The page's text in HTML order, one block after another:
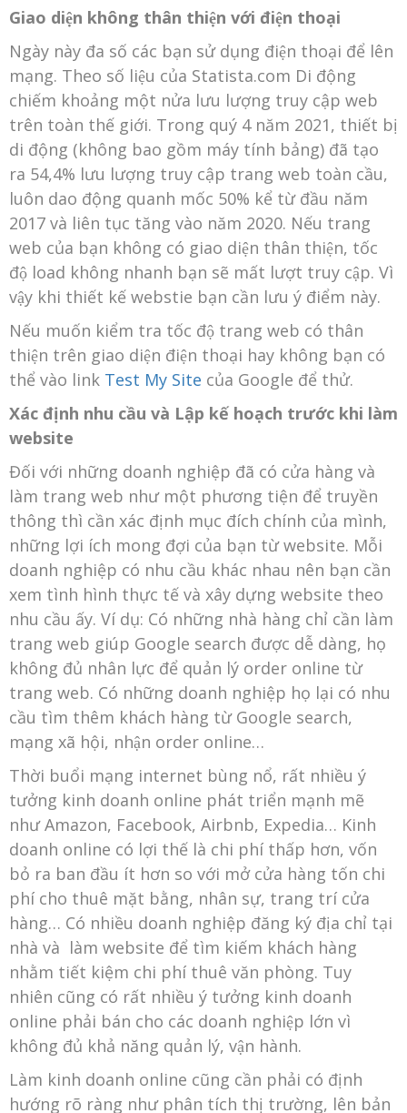
Giao diện không thân thiện với điện thoại
Ngày này đa số các bạn sử dụng điện thoại để lên
mạng. Theo số liệu của Statista.com Di động
chiếm khoảng một nửa lưu lượng truy cập web
trên toàn thế giới. Trong quý 4 năm 2021, thiết bị
di động (không bao gồm máy tính bảng) đã tạo
ra 54,4% lưu lượng truy cập trang web toàn cầu,
luôn dao động quanh mốc 50% kể từ đầu năm
2017 và liên tục tăng vào năm 2020. Nếu trang
web của bạn không có giao diện thân thiện, tốc
độ load không nhanh bạn sẽ mất lượt truy cập. Vì
vậy khi thiết kế webstie bạn cần lưu ý điểm này.
Nếu muốn kiểm tra tốc độ trang web có thân
thiện trên giao diện điện thoại hay không bạn có
thể vào link Test My Site của Google để thử.
Xác định nhu cầu và Lập kế hoạch trước khi làm
website
Đối với những doanh nghiệp đã có cửa hàng và
làm trang web như một phương tiện để truyền
thông thì cần xác định mục đích chính của mình,
những lợi ích mong đợi của bạn từ website. Mỗi
doanh nghiệp có nhu cầu khác nhau nên bạn cần
xem tình hình thực tế và xây dựng website theo
nhu cầu ấy. Ví dụ: Có những nhà hàng chỉ cần làm
trang web giúp Google search được dễ dàng, họ
không đủ nhân lực để quản lý order online từ
trang web. Có những doanh nghiệp họ lại có nhu
cầu tìm thêm khách hàng từ Google search,
mạng xã hội, nhận order online…
Thời buổi mạng internet bùng nổ, rất nhiều ý
tưởng kinh doanh online phát triển mạnh mẽ
như Amazon, Facebook, Airbnb, Expedia… Kinh
doanh online có lợi thế là chi phí thấp hơn, vốn
bỏ ra ban đầu ít hơn so với mở cửa hàng tốn chi
phí cho thuê mặt bằng, nhân sự, trang trí cửa
hàng… Có nhiều doanh nghiệp đăng ký địa chỉ tại
nhà và làm website để tìm kiếm khách hàng
nhằm tiết kiệm chi phí thuê văn phòng. Tuy
nhiên cũng có rất nhiều ý tưởng kinh doanh
online phải bán cho các doanh nghiệp lớn vì
không đủ khả năng quản lý, vận hành.
Làm kinh doanh online cũng cần phải có định
hướng rõ ràng như phân tích thị trường, lên bản